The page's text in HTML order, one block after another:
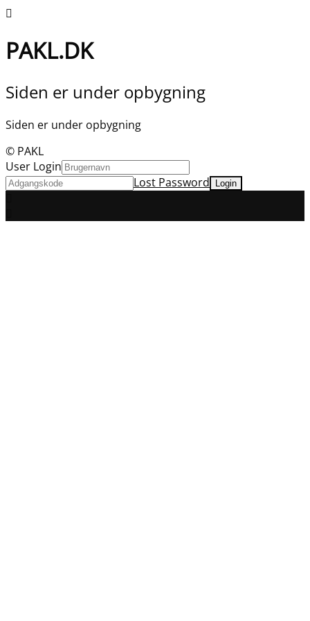
PAKL.DK
Siden er under opbygning
Siden er under opbygning
© PAKL
User Login
Lost Password